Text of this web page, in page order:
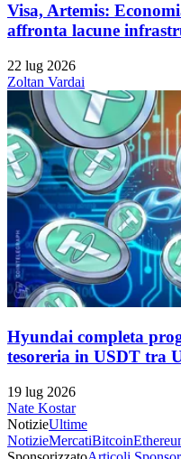
Visa, Artemis:
affronta lacune
22 lug 2026
Zoltan Vardai
Hyundai completa
tesoreria in USDT tra
19 lug 2026
Nate Kostar
NotizieUltime
NotizieMercatiBitcoin